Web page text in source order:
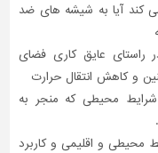
کند آیا به شیشه های ضد
راستای عایق کاری فضای
و کاهش انتقال حرارت
شرایط محیطی که منجر به
محیطی و اقلیمی و کاربرد